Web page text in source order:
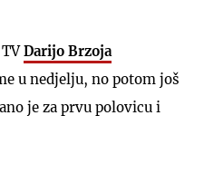
Darijo Brzoja
u nedjelju, no potom još
je za prvu polovicu i